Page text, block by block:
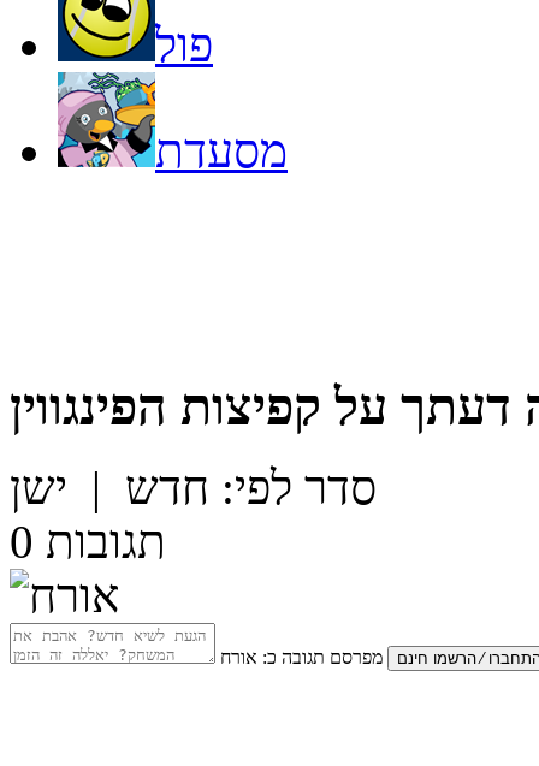
פול
מסעדת
דעתך על קפיצות הפינגווין
סדר לפי: חדש | ישן
0 תגובות
מפרסם תגובה כ: אורח